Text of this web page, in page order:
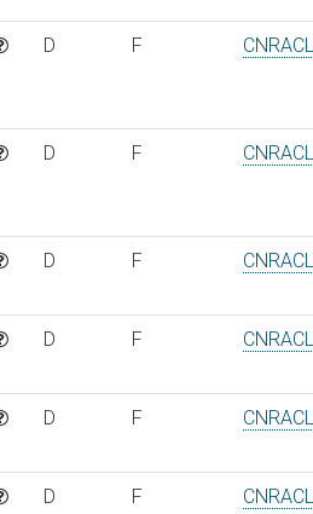
D F CNRACL
D F CNRACL
D F CNRACL
D F CNRACL
D F CNRACL
D F CNRACL